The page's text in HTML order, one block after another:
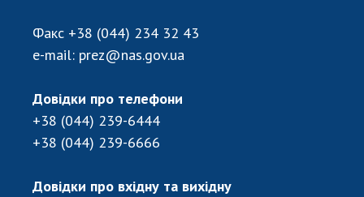
Факс +38 (044) 234 32 43
e-mail: prez@nas.gov.ua
Довідки про телефони
+38 (044) 239-6444
+38 (044) 239-6666
Довідки про вхідну та вихідну